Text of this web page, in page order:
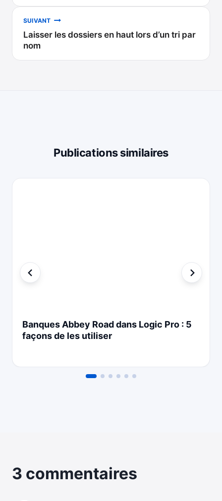
l’article
SUIVANT
Laisser les dossiers en haut lors d’un tri par
nom
Publications similaires
Banques Abbey Road dans Logic Pro : 5
façons de les utiliser
3 commentaires